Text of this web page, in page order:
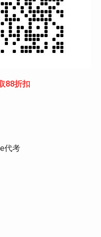
88折扣
代考